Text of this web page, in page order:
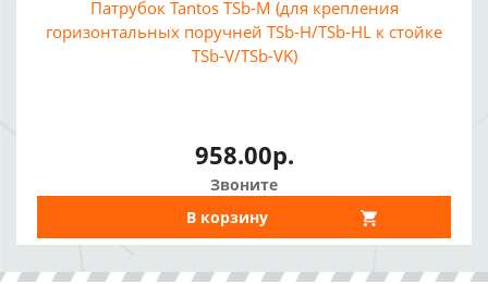
Патрубок Tantos TSb-M (для крепления
горизонтальных поручней TSb-H/TSb-HL к стойке
TSb-V/TSb-VK)
958.00р.
Звоните
В корзину